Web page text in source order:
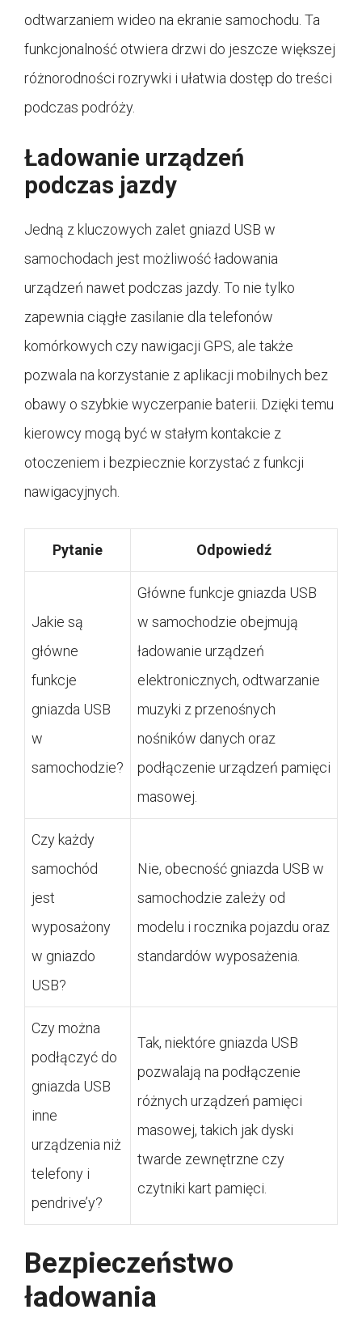
odtwarzaniem wideo na ekranie samochodu. Ta
funkcjonalność otwiera drzwi do jeszcze większej
różnorodności rozrywki i ułatwia dostęp do treści
podczas podróży.
Ładowanie urządzeń
podczas jazdy
Jedną z kluczowych zalet gniazd USB w
samochodach jest możliwość ładowania
urządzeń nawet podczas jazdy. To nie tylko
zapewnia ciągłe zasilanie dla telefonów
komórkowych czy nawigacji GPS, ale także
pozwala na korzystanie z aplikacji mobilnych bez
obawy o szybkie wyczerpanie baterii. Dzięki temu
kierowcy mogą być w stałym kontakcie z
otoczeniem i bezpiecznie korzystać z funkcji
nawigacyjnych.
Pytanie Odpowiedź
Jakie są
główne
funkcje
gniazda USB
w
samochodzie?
Główne funkcje gniazda USB
w samochodzie obejmują
ładowanie urządzeń
elektronicznych, odtwarzanie
muzyki z przenośnych
nośników danych oraz
podłączenie urządzeń pamięci
masowej.
Czy każdy
samochód
jest
wyposażony
w gniazdo
USB?
Nie, obecność gniazda USB w
samochodzie zależy od
modelu i rocznika pojazdu oraz
standardów wyposażenia.
Czy można
podłączyć do
gniazda USB
inne
urządzenia niż
telefony i
pendrive’y?
Tak, niektóre gniazda USB
pozwalają na podłączenie
różnych urządzeń pamięci
masowej, takich jak dyski
twarde zewnętrzne czy
czytniki kart pamięci.
Bezpieczeństwo
ładowania